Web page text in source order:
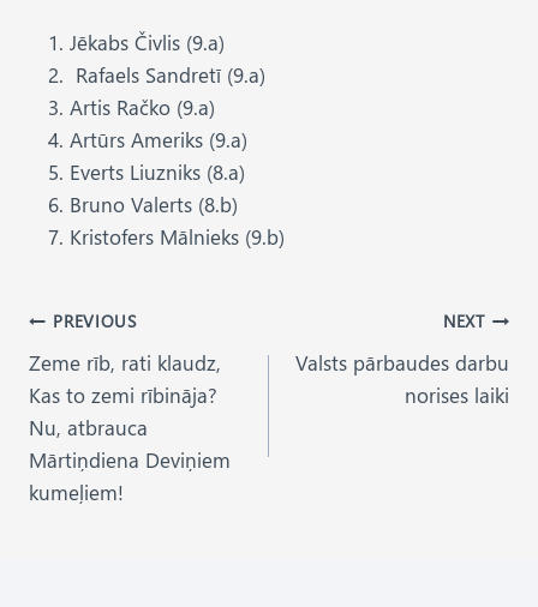
Jēkabs Čivlis (9.a)
Rafaels Sandretī (9.a)
Artis Račko (9.a)
Artūrs Ameriks (9.a)
Everts Liuzniks (8.a)
Bruno Valerts (8.b)
Kristofers Mālnieks (9.b)
Post
navigation
PREVIOUS
Zeme rīb, rati klaudz,
Kas to zemi rībināja?
Nu, atbrauca
Mārtiņdiena Deviņiem
kumeļiem!
NEXT
Valsts pārbaudes darbu
norises laiki